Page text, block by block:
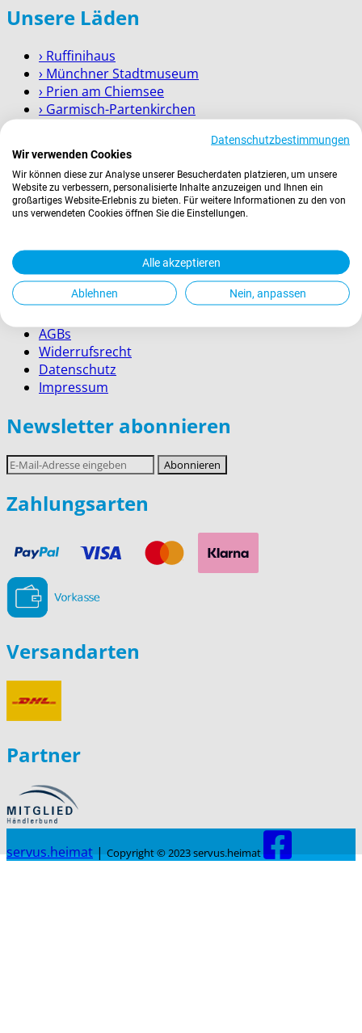
Unsere Läden
› Ruffinihaus
› Münchner Stadtmuseum
› Prien am Chiemsee
› Garmisch-Partenkirchen
Wissenswertes
Zahlung
Versand
Service für Firmenkunden
Rechtliches
AGBs
Widerrufsrecht
Datenschutz
Impressum
Newsletter abonnieren
E-
Mail-
Adresse
Abonnieren
Zahlungsarten
Versandarten
Partner
servus.heimat | Copyright © 2023 servus.heimat
Datenschutzbestimmungen
Wir verwenden Cookies
Wir können diese zur Analyse unserer Besucherdaten platzieren, um unsere
Website zu verbessern, personalisierte Inhalte anzuzeigen und Ihnen ein
großartiges Website-Erlebnis zu bieten. Für weitere Informationen zu den von
uns verwendeten Cookies öffnen Sie die Einstellungen.
Alle akzeptieren
Ablehnen Nein, anpassen